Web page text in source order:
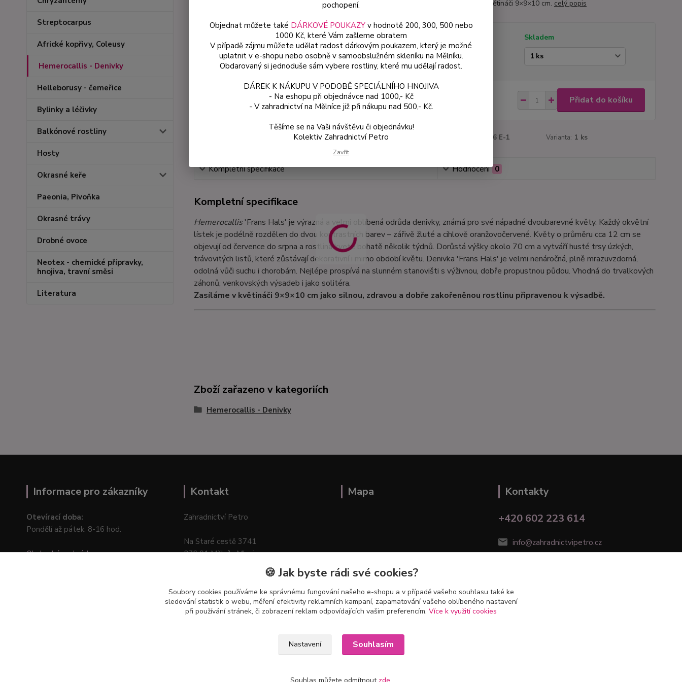
Streptocarpus
Africké kopřivy, Coleusy
Hemerocallis - Denivky
Helleborusy - čemeřice
Bylinky a léčivky
Balkónové rostliny
Hosty
Okrasné keře
Paeonia, Pivoňka
Okrasné trávy
Drobné ovoce
Neotex - chemické přípravky,
hnojiva, travní směsi
Literatura
silnou rostlinu v květináči 9×9×10 cm. celý popis
Skladem
Varianta
Přidat do košíku
3026 E-1 Varianta: 1 ks
Kompletní specifikace Hodnocení 0
Kompletní specifikace
Hemerocallis'Frans Hals' je výrazná a velmi oblíbená odrůda denivky, známá pro své nápadné dvoubarevné květy. Každý okvětní
lístek je podélně rozdělen do dvou kontrastních barev – zářivě žluté a cihlově oranžovočervené. Květy o průměru cca 12 cm se
objevují od července do srpna a rostlina kvete bohatě několik týdnů. Dorůstá výšky okolo 70 cm a vytváří husté trsy úzkých,
trávovitých listů, které zůstávají dekorativní i mimo období květu. Denivka 'Frans Hals' je velmi nenáročná, plně mrazuvzdorná,
odolná vůči suchu i chorobám. Nejlépe prospívá na slunném stanovišti s výživnou, dobře propustnou půdou. Vhodná do trvalkových
záhonů, venkovských výsadeb i jako solitéra.
Zasíláme v květináči 9×9×10 cm jako silnou, zdravou a dobře zakořeněnou rostlinu připravenou k výsadbě.
Zboží zařazeno v kategoriích
Hemerocallis - Denivky
Informace pro zákazníky
Otevírací doba:
Pondělí až pátek: 8-16 hod.
Obchodní podmínky
Kontakt
Zahradnictví Petro
Na Staré cestě 3741
276 01 Mělník–Mlazice
Mapa
Kontakty
+420 602 223 614
info@zahradnictvipetro.cz
pochopení.
Objednat můžete také DÁRKOVÉ POUKAZYv hodnotě 200, 300, 500 nebo
1000 Kč, které Vám zašleme obratem
V případě zájmu můžete udělat radost dárkovým poukazem, který je možné
uplatnit v e-shopu nebo osobně v samoobslužném skleníku na Mělníku.
Obdarovaný si jednoduše sám vybere rostliny, které mu udělají radost.
DÁREK K NÁKUPU V PODOBĚ SPECIÁLNÍHO HNOJIVA
- Na eshopu při objednávce nad 1000,- Kč
- V zahradnictví na Mělníce již při nákupu nad 500,- Kč.
Těšíme se na Vaši návštěvu či objednávku!
Kolektiv Zahradnictví Petro
Zavřít
🍪 Jak byste rádi své cookies?
Soubory cookies používáme ke správnému fungování našeho e-shopu a v případě vašeho souhlasu také ke
sledování statistik o webu, měření efektivity reklamních kampaní, zapamatování vašeho oblíbeného nastavení
při používání stránek, či zobrazení reklam odpovídajících vašim preferencím. Více k využití cookies
Nastavení Souhlasím